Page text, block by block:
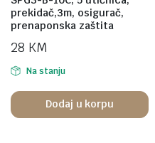
prekidač,3m, osigurač,
prenaponska zaštita
28 KM
Na stanju
Dodaj u korpu